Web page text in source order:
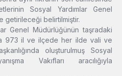
Sosyal Yardımlar Genel
getirileceği belirtilmiştir.
Genel Müdürlüğünün taşradaki
973 il ve ilçede her ilde vali ve
oluşturulmuş Sosyal
Vakıfları aracılığıyla